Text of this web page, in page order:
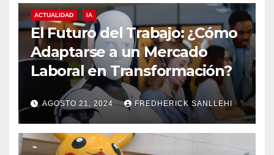
ACTUALIDAD IA
El Futuro del Trabajo: ¿Cómo
Adaptarse a un Mercado
Laboral en Transformación?
AGOSTO 21, 2024 FREDHERICK SANLLEHI